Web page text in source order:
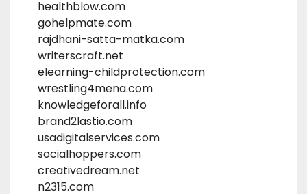
healthblow.com
gohelpmate.com
rajdhani-satta-matka.com
writerscraft.net
elearning-childprotection.com
wrestling4mena.com
knowledgeforall.info
brand2lastio.com
usadigitalservices.com
socialhoppers.com
creativedream.net
n2315.com